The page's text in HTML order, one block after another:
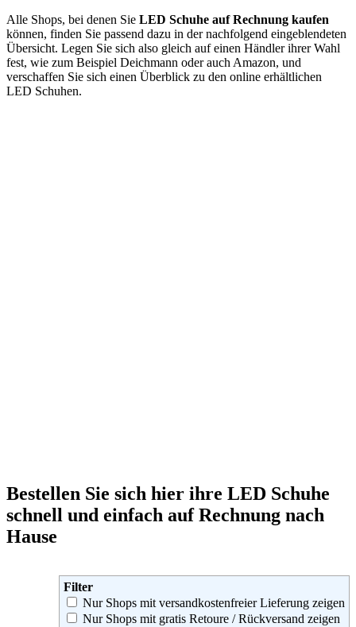
Alle Shops, bei denen Sie LED Schuhe auf Rechnung kaufen
können, finden Sie passend dazu in der nachfolgend eingeblendeten
Übersicht. Legen Sie sich also gleich auf einen Händler ihrer Wahl
fest, wie zum Beispiel Deichmann oder auch Amazon, und
verschaffen Sie sich einen Überblick zu den online erhältlichen
LED Schuhen.
Bestellen Sie sich hier ihre LED Schuhe
schnell und einfach auf Rechnung nach
Hause
Filter
Nur Shops mit versandkostenfreier Lieferung zeigen
Nur Shops mit gratis Retoure / Rückversand zeigen